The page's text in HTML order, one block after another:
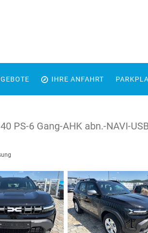
IHRE ANFAHRT
PS-6 Gang-AHK abn.-NAVI-